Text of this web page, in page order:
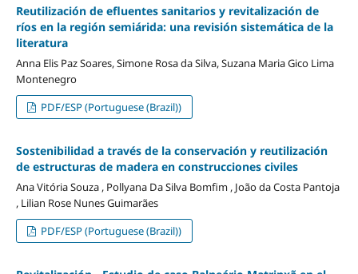
Reutilización de efluentes sanitarios y revitalización de
ríos en la región semiárida: una revisión sistemática de la
literatura
Anna Elis Paz Soares, Simone Rosa da Silva, Suzana Maria Gico Lima
Montenegro
PDF/ESP (Portuguese (Brazil))
Sostenibilidad a través de la conservación y reutilización
de estructuras de madera en construcciones civiles
Ana Vitória Souza , Pollyana Da Silva Bomfim , João da Costa Pantoja
, Lilian Rose Nunes Guimarães
PDF/ESP (Portuguese (Brazil))